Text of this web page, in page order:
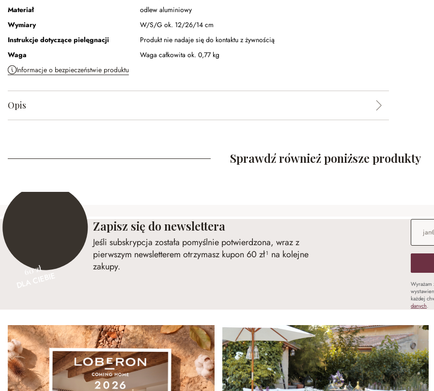
Materiał
odlew aluminiowy
Wymiary
W/S/G ok. 12/26/14 cm
Instrukcje dotyczące pielęgnacji
Produkt nie nadaje się do kontaktu z żywnością
Waga
Waga całkowita ok. 0,77 kg
Informacje o bezpieczeństwie produktu
Opis
Sprawdź również poniższe produkty
60 zł
Zapisz się do newslettera
Jeśli subskrypcja została pomyślnie potwierdzona, wraz z
pierwszym newsletterem otrzymasz kupon 60 zł¹ na kolejne
zakupy.
Adres
każdej
danych.